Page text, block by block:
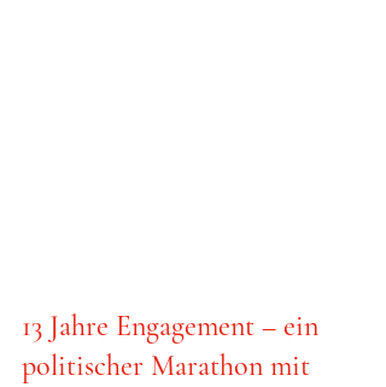
13 Jahre Engagement – ein
politischer Marathon mit